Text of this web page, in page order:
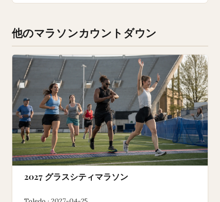
他のマラソンカウントダウン
2027 グラスシティマラソン